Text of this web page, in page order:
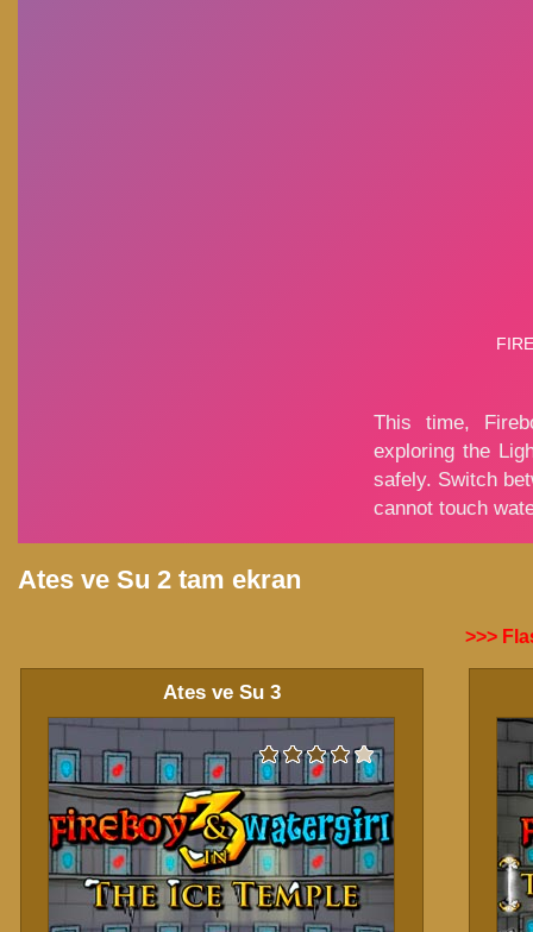
Ates ve Su 2 tam ekran
>>>
Ates ve Su 3